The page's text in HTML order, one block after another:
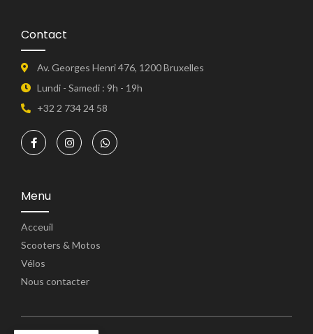
Contact
Av. Georges Henri 476, 1200 Bruxelles
Lundi - Samedi : 9h - 19h
+32 2 734 24 58
Menu
Acceuil
Scooters & Motos
Vélos
Nous contacter